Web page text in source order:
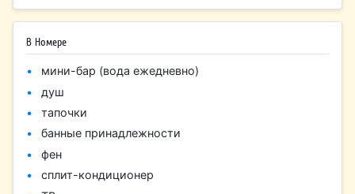
В Номере
мини-бар (вода ежедневно)
душ
тапочки
банные принадлежности
фен
сплит-кондиционер